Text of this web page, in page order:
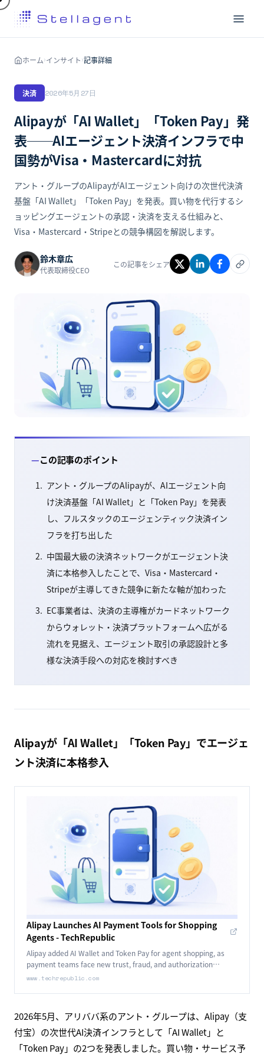
ホーム›インサイト ›記事詳細
決済 2026年5月27日
Alipayが「AI Wallet」「Token Pay」発
表──AIエージェント決済インフラで中
国勢がVisa・Mastercardに対抗
アント・グループのAlipayがAIエージェント向けの次世代決済
基盤「AI Wallet」「Token Pay」を発表。買い物を代行するシ
ョッピングエージェントの承認・決済を支える仕組みと、
Visa・Mastercard・Stripeとの競争構図を解説します。
鈴木章広
代表取締役CEO
この記事をシェア
この記事のポイント
アント・グループのAlipayが、AIエージェント向
け決済基盤「AI Wallet」と「Token Pay」を発表
し、フルスタックのエージェンティック決済イン
フラを打ち出した
中国最大級の決済ネットワークがエージェント決
済に本格参入したことで、Visa・Mastercard・
Stripeが主導してきた競争に新たな軸が加わった
EC事業者は、決済の主導権がカードネットワーク
からウォレット・決済プラットフォームへ広がる
流れを見据え、エージェント取引の承認設計と多
様な決済手段への対応を検討すべき
Alipayが「AI Wallet」「Token Pay」でエージェ
ント決済に本格参入
Alipay Launches AI Payment Tools for Shopping
Agents - TechRepublic
Alipay added AI Wallet and Token Pay for agent shopping, as
payment teams face new trust, fraud, and authorization
questions.
www.techrepublic.com
2026年5月、アリババ系のアント・グループは、Alipay（支
付宝）の次世代AI決済インフラとして「AI Wallet」と
「Token Pay」の2つを発表しました。買い物・サービス予